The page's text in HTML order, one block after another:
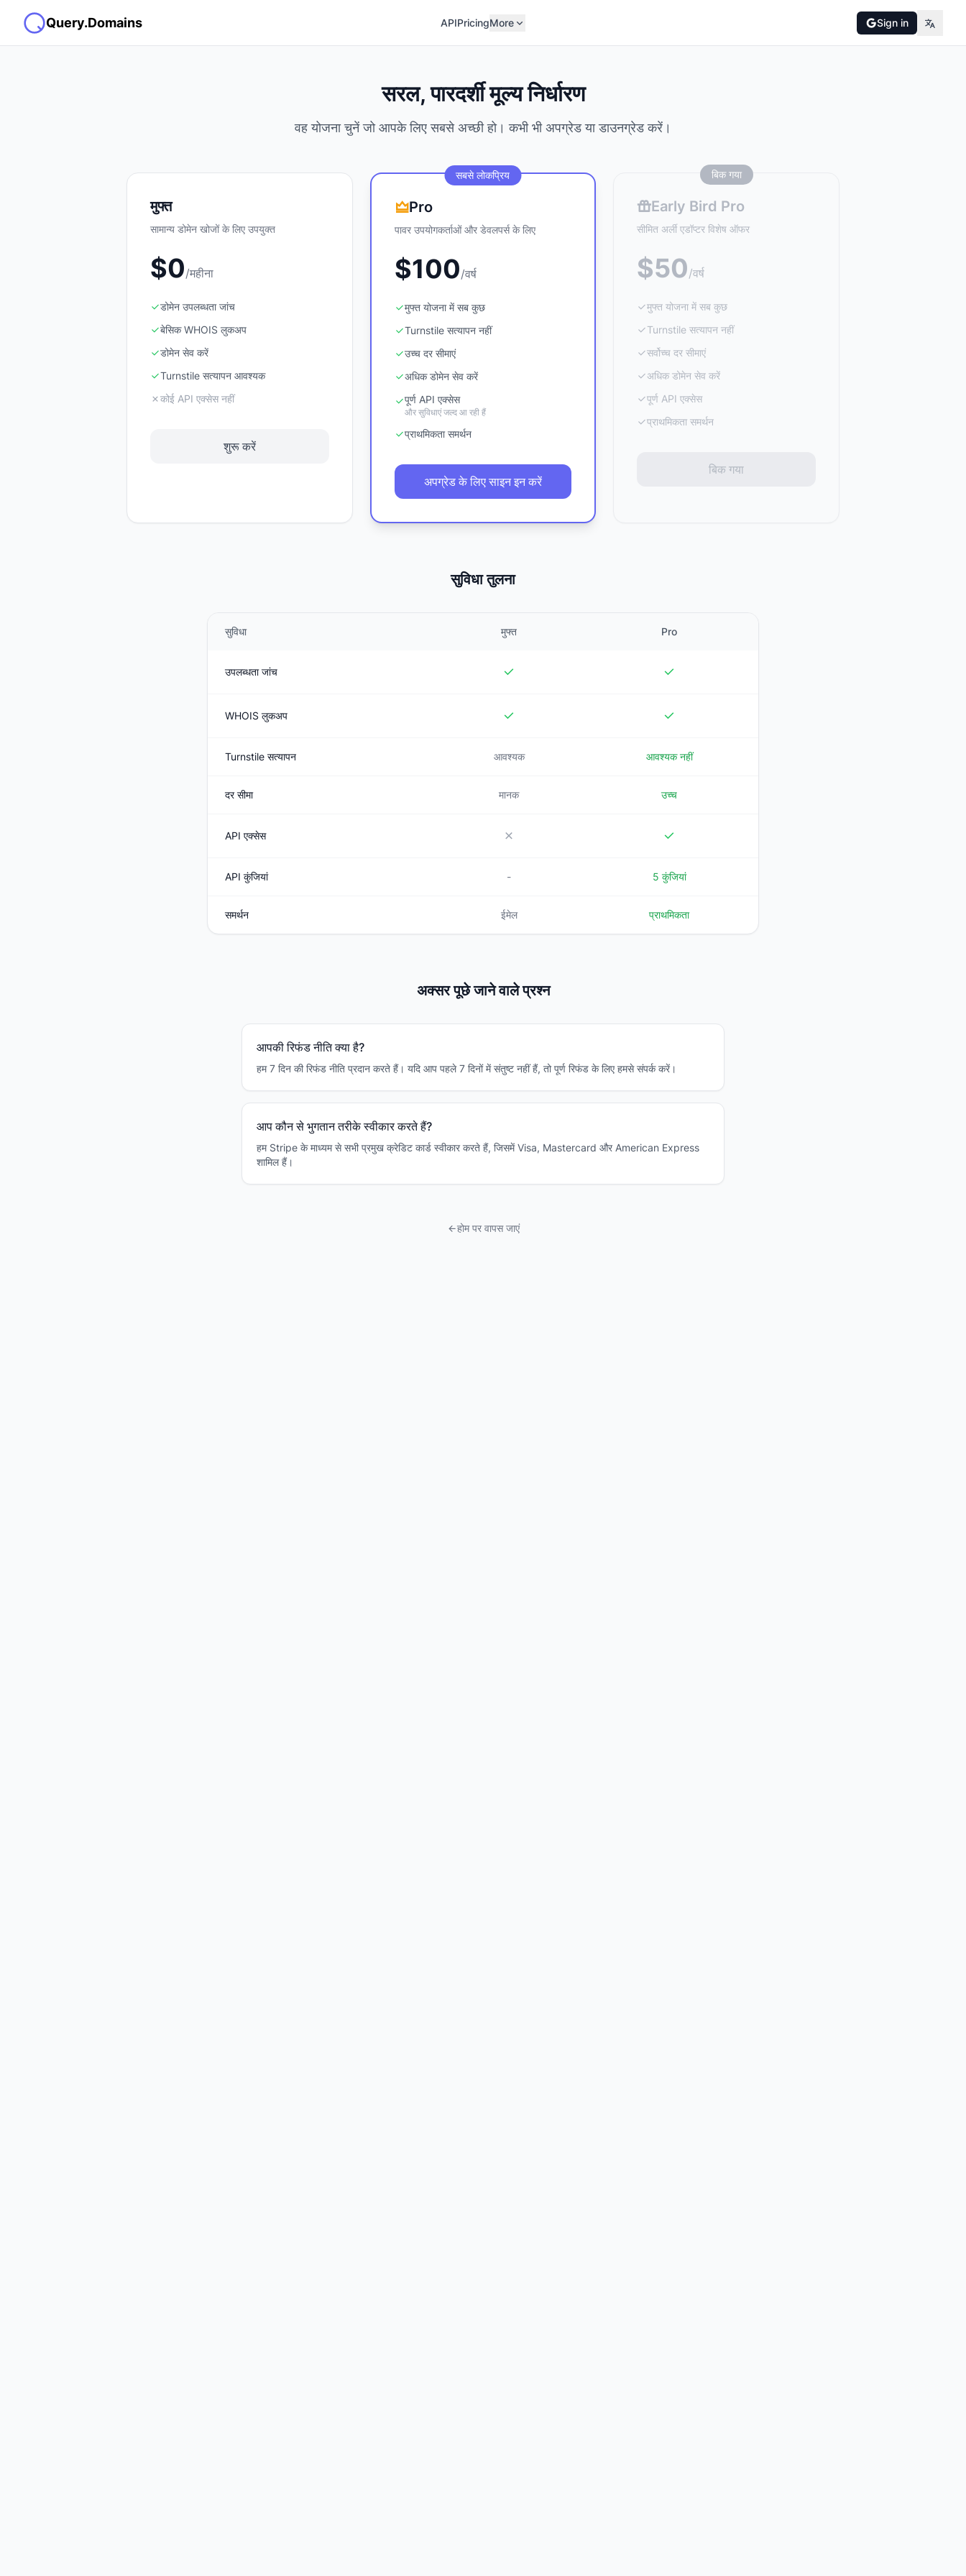
Query.Domains APIPricingMore Sign in
सरल, पारदर्शी मूल्य निर्धारण
वह योजना चुनें जो आपके लिए सबसे अच्छी हो। कभी भी अपग्रेड या डाउनग्रेड करें।
मुफ्त
सामान्य डोमेन खोजों के लिए उपयुक्त
$0/महीना
डोमेन उपलब्धता जांच
बेसिक WHOIS लुकअप
डोमेन सेव करें
Turnstile सत्यापन आवश्यक
कोई API एक्सेस नहीं
शुरू करें
सबसे लोकप्रिय
Pro
पावर उपयोगकर्ताओं और डेवलपर्स के लिए
$100/वर्ष
मुफ्त योजना में सब कुछ
Turnstile सत्यापन नहीं
उच्च दर सीमाएं
अधिक डोमेन सेव करें
पूर्ण API एक्सेस
और सुविधाएं जल्द आ रही हैं
प्राथमिकता समर्थन
अपग्रेड के लिए साइन इन करें
बिक गया
Early Bird Pro
सीमित अर्ली एडॉप्टर विशेष ऑफर
$50/वर्ष
मुफ्त योजना में सब कुछ
Turnstile सत्यापन नहीं
सर्वोच्च दर सीमाएं
अधिक डोमेन सेव करें
पूर्ण API एक्सेस
प्राथमिकता समर्थन
बिक गया
सुविधा तुलना
सुविधा मुफ्त Pro
उपलब्धता जांच
WHOIS लुकअप
Turnstile सत्यापन आवश्यक आवश्यक नहीं
दर सीमा मानक उच्च
API एक्सेस
API कुंजियां - 5 कुंजियां
समर्थन ईमेल प्राथमिकता
अक्सर पूछे जाने वाले प्रश्न
आपकी रिफंड नीति क्या है?
हम 7 दिन की रिफंड नीति प्रदान करते हैं। यदि आप पहले 7 दिनों में संतुष्ट नहीं हैं, तो पूर्ण रिफंड के लिए हमसे संपर्क करें।
आप कौन से भुगतान तरीके स्वीकार करते हैं?
हम Stripe के माध्यम से सभी प्रमुख क्रेडिट कार्ड स्वीकार करते हैं, जिसमें Visa, Mastercard और American Express
शामिल हैं।
होम पर वापस जाएं